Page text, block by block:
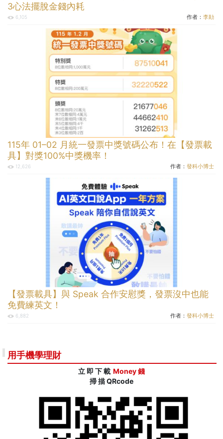
3心法擺脫金錢內耗
6,105 作者： 李勛
115年 01–02 月統一發票中獎號碼公布！在【發票載
具】對獎100%中獎機率！
12,626 作者： 發科小博士
【發票載具】與 Speak 合作安慰獎，發票沒中也能
免費練英文！
6,882 作者： 發科小博士
用手機學理財
立 即 下 載 Money 錢
掃 描 QRcode